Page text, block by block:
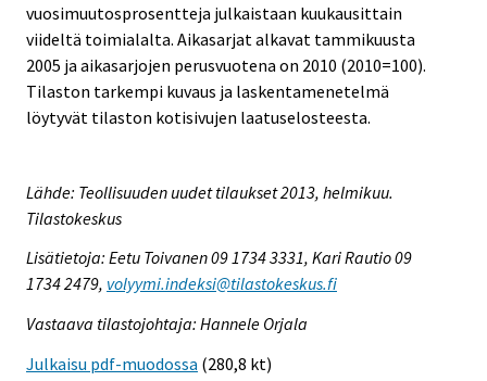
vuosimuutosprosentteja julkaistaan kuukausittain
viideltä toimialalta. Aikasarjat alkavat tammikuusta
2005 ja aikasarjojen perusvuotena on 2010 (2010=100).
Tilaston tarkempi kuvaus ja laskentamenetelmä
löytyvät tilaston kotisivujen laatuselosteesta.
Lähde: Teollisuuden uudet tilaukset 2013, helmikuu.
Tilastokeskus
Lisätietoja: Eetu Toivanen 09 1734 3331, Kari Rautio 09
1734 2479, volyymi.indeksi@tilastokeskus.fi
Vastaava tilastojohtaja: Hannele Orjala
Julkaisu pdf-muodossa (280,8 kt)